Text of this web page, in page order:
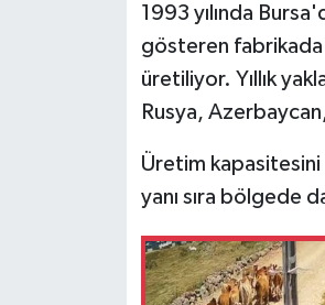
1993 yılında
gösteren fabrikada
üretiliyor. Yıllık
Rusya,
Üretim kapasitesini
yanı sıra bölgede